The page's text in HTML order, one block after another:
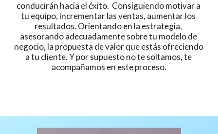
conducirán hacia el éxito.  Consiguiendo motivar a
tu equipo, incrementar las ventas, aumentar los
resultados. Orientando en la estrategia,
asesorando adecuadamente sobre tu modelo de
negocio, la propuesta de valor que estás ofreciendo
a tu cliente. Y por supuesto no te soltamos, te
acompañamos en este proceso.